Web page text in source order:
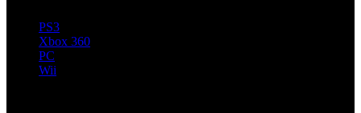
PS3
Xbox 360
PC
Wii